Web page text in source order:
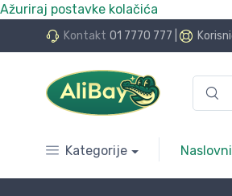
Ažuriraj postavke kolačića
Kontakt 01 7770 777
24 rate bez kamata
Kategorije